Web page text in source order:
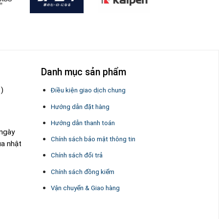
nhật
Danh mục sản phẩm
Điều kiện giao dịch chung
Hướng dẫn đặt hàng
Hướng dẫn thanh toán
Chính sách bảo mật thông tin
Chính sách đổi trả
Chính sách đồng kiểm
Vận chuyển & Giao hàng